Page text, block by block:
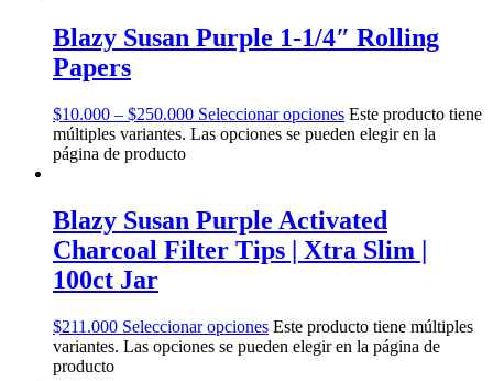
Blazy Susan Purple 1-1/4″ Rolling
Papers
$10.000 – $250.000 Seleccionar opciones Este producto tiene
múltiples variantes. Las opciones se pueden elegir en la
página de producto
Blazy Susan Purple Activated
Charcoal Filter Tips | Xtra Slim |
100ct Jar
$211.000 Seleccionar opciones Este producto tiene múltiples
variantes. Las opciones se pueden elegir en la página de
producto